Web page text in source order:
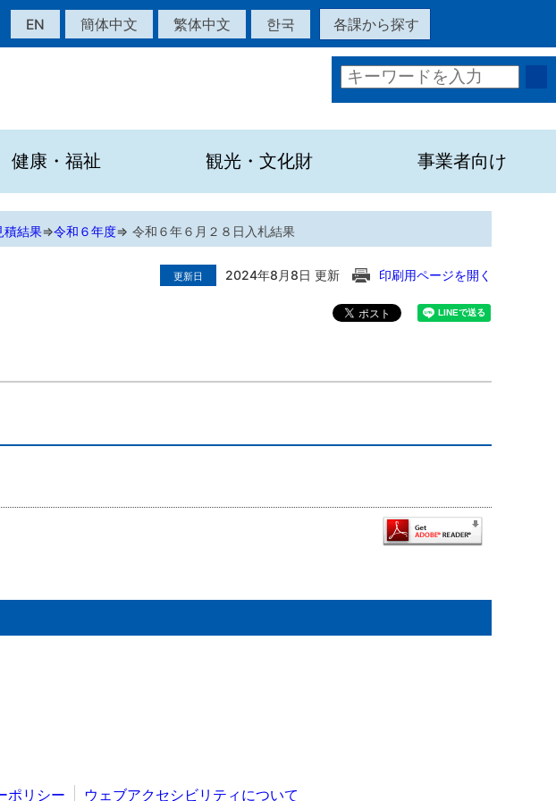
EN 簡体中文 繁体中文 한국 各課から探す
健康・福祉 観光・文化財 事業者向け
積結果⇒令和６年度⇒ 令和６年６月２８日入札結果
更新日 2024年8月8日 更新 印刷用ページを開く
ポリシー ウェブアクセシビリティについて